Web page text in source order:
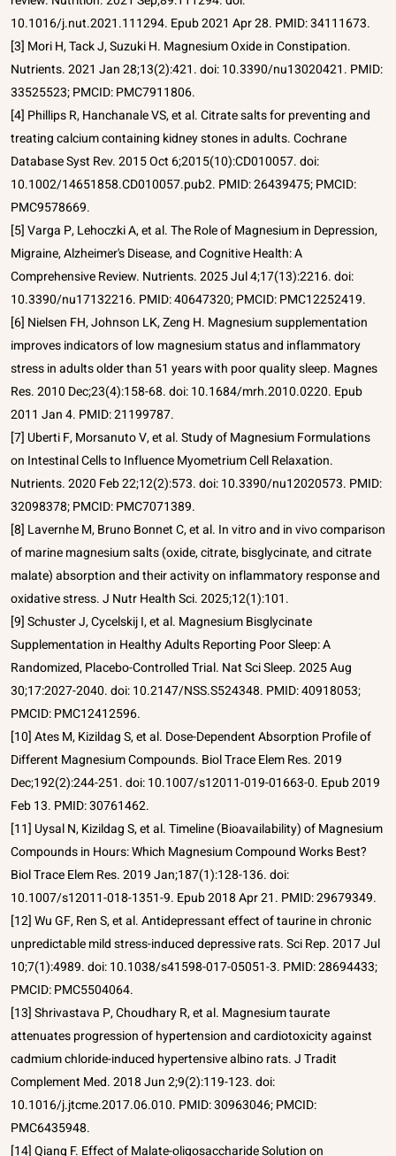
10.1016/j.nut.2021.111294. Epub 2021 Apr 28. PMID: 34111673.
[3] Mori H, Tack J, Suzuki H. Magnesium Oxide in Constipation.
Nutrients. 2021 Jan 28;13(2):421. doi: 10.3390/nu13020421. PMID:
33525523; PMCID: PMC7911806.
[4] Phillips R, Hanchanale VS, et al. Citrate salts for preventing and
treating calcium containing kidney stones in adults. Cochrane
Database Syst Rev. 2015 Oct 6;2015(10):CD010057. doi:
10.1002/14651858.CD010057.pub2. PMID: 26439475; PMCID:
PMC9578669.
[5] Varga P, Lehoczki A, et al. The Role of Magnesium in Depression,
Migraine, Alzheimer's Disease, and Cognitive Health: A
Comprehensive Review. Nutrients. 2025 Jul 4;17(13):2216. doi:
10.3390/nu17132216. PMID: 40647320; PMCID: PMC12252419.
[6] Nielsen FH, Johnson LK, Zeng H. Magnesium supplementation
improves indicators of low magnesium status and inflammatory
stress in adults older than 51 years with poor quality sleep. Magnes
Res. 2010 Dec;23(4):158-68. doi: 10.1684/mrh.2010.0220. Epub
2011 Jan 4. PMID: 21199787.
[7] Uberti F, Morsanuto V, et al. Study of Magnesium Formulations
on Intestinal Cells to Influence Myometrium Cell Relaxation.
Nutrients. 2020 Feb 22;12(2):573. doi: 10.3390/nu12020573. PMID:
32098378; PMCID: PMC7071389.
[8] Lavernhe M, Bruno Bonnet C, et al. In vitro and in vivo comparison
of marine magnesium salts (oxide, citrate, bisglycinate, and citrate
malate) absorption and their activity on inflammatory response and
oxidative stress. J Nutr Health Sci. 2025;12(1):101.
[9] Schuster J, Cycelskij I, et al. Magnesium Bisglycinate
Supplementation in Healthy Adults Reporting Poor Sleep: A
Randomized, Placebo-Controlled Trial. Nat Sci Sleep. 2025 Aug
30;17:2027-2040. doi: 10.2147/NSS.S524348. PMID: 40918053;
PMCID: PMC12412596.
[10] Ates M, Kizildag S, et al. Dose-Dependent Absorption Profile of
Different Magnesium Compounds. Biol Trace Elem Res. 2019
Dec;192(2):244-251. doi: 10.1007/s12011-019-01663-0. Epub 2019
Feb 13. PMID: 30761462.
[11] Uysal N, Kizildag S, et al. Timeline (Bioavailability) of Magnesium
Compounds in Hours: Which Magnesium Compound Works Best?
Biol Trace Elem Res. 2019 Jan;187(1):128-136. doi:
10.1007/s12011-018-1351-9. Epub 2018 Apr 21. PMID: 29679349.
[12] Wu GF, Ren S, et al. Antidepressant effect of taurine in chronic
unpredictable mild stress-induced depressive rats. Sci Rep. 2017 Jul
10;7(1):4989. doi: 10.1038/s41598-017-05051-3. PMID: 28694433;
PMCID: PMC5504064.
[13] Shrivastava P, Choudhary R, et al. Magnesium taurate
attenuates progression of hypertension and cardiotoxicity against
cadmium chloride-induced hypertensive albino rats. J Tradit
Complement Med. 2018 Jun 2;9(2):119-123. doi:
10.1016/j.jtcme.2017.06.010. PMID: 30963046; PMCID:
PMC6435948.
[14] Qiang F. Effect of Malate-oligosaccharide Solution on